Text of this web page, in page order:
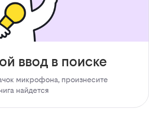
ввод в поиске
микрофона, произнесите
найдется